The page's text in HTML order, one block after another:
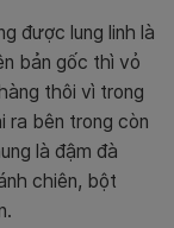
được lung linh là
bản gốc thì vỏ
thôi vì trong
ra bên trong còn
là đậm đà
chiên, bột